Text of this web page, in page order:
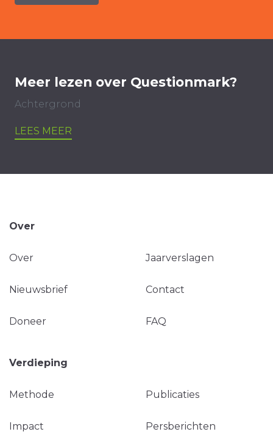
Meer lezen over Questionmark?
Achtergrond
LEES MEER
Over
Over Jaarverslagen
Nieuwsbrief Contact
Doneer FAQ
Verdieping
Methode Publicaties
Impact Persberichten